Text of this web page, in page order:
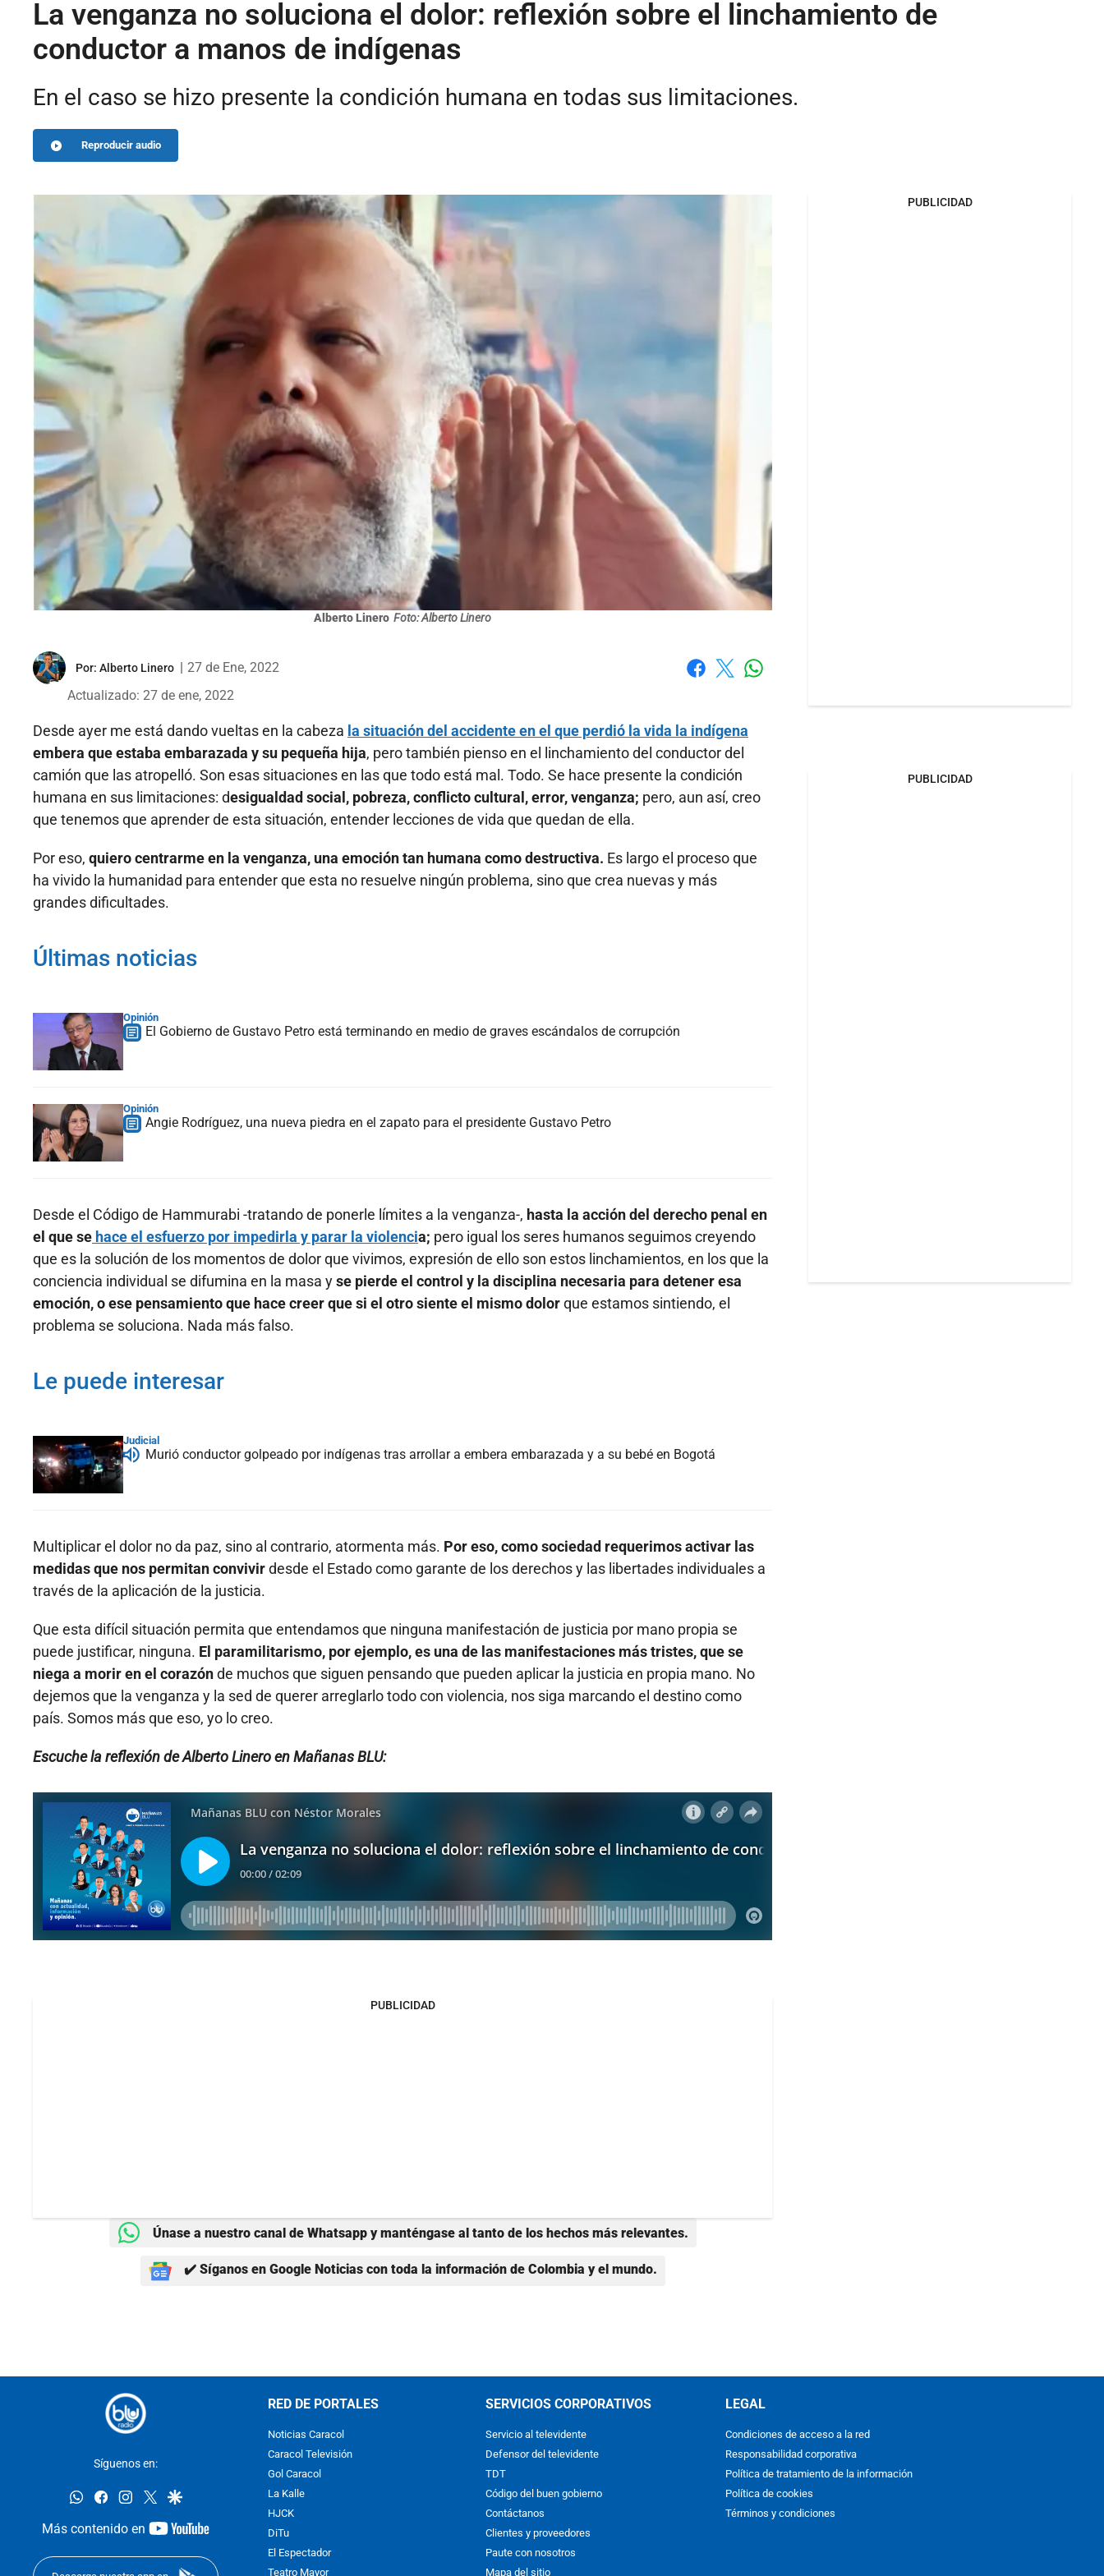
La venganza no soluciona el dolor: reflexión sobre el linchamiento de
conductor a manos de indígenas
En el caso se hizo presente la condición humana en todas sus limitaciones.
Reproducir audio
Alberto Linero Foto: Alberto Linero
Por: Alberto Linero
27 de Ene, 2022
Actualizado: 27 de ene, 2022
Desde ayer me está dando vueltas en la cabeza la situación del accidente en el que perdió la vida la indígena
embera que estaba embarazada y su pequeña hija, pero también pienso en el linchamiento del conductor del
camión que las atropelló. Son esas situaciones en las que todo está mal. Todo. Se hace presente la condición
humana en sus limitaciones: desigualdad social, pobreza, conflicto cultural, error, venganza; pero, aun así, creo
que tenemos que aprender de esta situación, entender lecciones de vida que quedan de ella.
Por eso, quiero centrarme en la venganza, una emoción tan humana como destructiva. Es largo el proceso que
ha vivido la humanidad para entender que esta no resuelve ningún problema, sino que crea nuevas y más
grandes dificultades.
Últimas noticias
Opinión
El Gobierno de Gustavo Petro está terminando en medio de graves escándalos de corrupción
Opinión
Angie Rodríguez, una nueva piedra en el zapato para el presidente Gustavo Petro
Desde el Código de Hammurabi -tratando de ponerle límites a la venganza-, hasta la acción del derecho penal en
el que se hace el esfuerzo por impedirla y parar la violencia; pero igual los seres humanos seguimos creyendo
que es la solución de los momentos de dolor que vivimos, expresión de ello son estos linchamientos, en los que la
conciencia individual se difumina en la masa yse pierde el control y la disciplina necesaria para detener esa
emoción, o ese pensamiento que hace creer que si el otro siente el mismo dolorque estamos sintiendo, el
problema se soluciona. Nada más falso.
Le puede interesar
Judicial
Murió conductor golpeado por indígenas tras arrollar a embera embarazada y a su bebé en Bogotá
Multiplicar el dolor no da paz, sino al contrario, atormenta más. Por eso, como sociedad requerimos activar las
medidas que nos permitan convivirdesde el Estado como garante de los derechos y las libertades individuales a
través de la aplicación de la justicia.
Que esta difícil situación permita que entendamos que ninguna manifestación de justicia por mano propia se
puede justificar, ninguna. El paramilitarismo, por ejemplo, es una de las manifestaciones más tristes, que se
niega a morir en el corazónde muchos que siguen pensando que pueden aplicar la justicia en propia mano. No
dejemos que la venganza y la sed de querer arreglarlo todo con violencia, nos siga marcando el destino como
país. Somos más que eso, yo lo creo.
Escuche la reflexión de Alberto Linero en Mañanas BLU:
PUBLICIDAD
Únase a nuestro canal de Whatsapp y manténgase al tanto de los hechos más relevantes.
✔️ Síganos en Google Noticias con toda la información de Colombia y el mundo.
PUBLICIDAD
PUBLICIDAD
Síguenos en:
whatsappfacebookinstagram
twittergoogle
Más contenido en
youtube-
RED DE PORTALES
Noticias Caracol
Caracol Televisión
Gol Caracol
La Kalle
HJCK
DiTu
El Espectador
Teatro Mayor
SERVICIOS CORPORATIVOS
Servicio al televidente
Defensor del televidente
TDT
Código del buen gobierno
Contáctanos
Clientes y proveedores
Paute con nosotros
Mapa del sitio
LEGAL
Condiciones de acceso a la red
Responsabilidad corporativa
Política de tratamiento de la información
Política de cookies
Términos y condiciones